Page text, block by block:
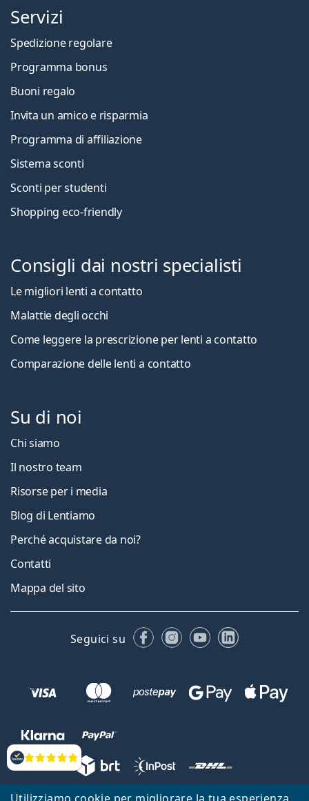
Valutazione
Servizi
Spedizione regolare
Programma bonus
Buoni regalo
Invita un amico e risparmia
Programma di affiliazione
Sistema sconti
Sconti per studenti
Shopping eco-friendly
Consigli dai nostri specialisti
Le migliori lenti a contatto
Malattie degli occhi
Come leggere la prescrizione per lenti a contatto
Comparazione delle lenti a contatto
Su di noi
Chi siamo
Il nostro team
Risorse per i media
Blog di Lentiamo
Perché acquistare da noi?
Contatti
Mappa del sito
Seguici su FacebookInstagram
YouTubeLinkedIn